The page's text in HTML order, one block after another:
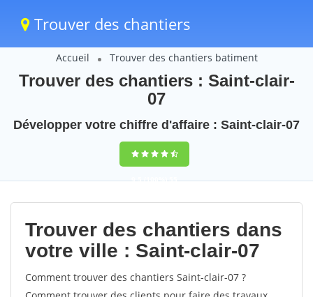
Trouver des chantiers
Accueil Trouver des chantiers batiment
Trouver des chantiers : Saint-clair-
07
Développer votre chiffre d'affaire : Saint-clair-07
9,5(100%)55
votes
Trouver des chantiers dans
votre ville : Saint-clair-07
Comment trouver des chantiers Saint-clair-07 ?